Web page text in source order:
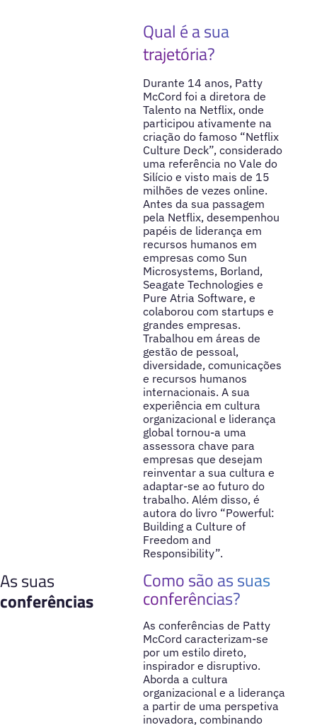
Qual é a sua
trajetória?
Durante 14 anos, Patty
McCord foi a diretora de
Talento na Netflix, onde
participou ativamente na
criação do famoso “Netflix
Culture Deck”, considerado
uma referência no Vale do
Silício e visto mais de 15
milhões de vezes online.
Antes da sua passagem
pela Netflix, desempenhou
papéis de liderança em
recursos humanos em
empresas como Sun
Microsystems, Borland,
Seagate Technologies e
Pure Atria Software, e
colaborou com startups e
grandes empresas.
Trabalhou em áreas de
gestão de pessoal,
diversidade, comunicações
e recursos humanos
internacionais. A sua
experiência em cultura
organizacional e liderança
global tornou-a uma
assessora chave para
empresas que desejam
reinventar a sua cultura e
adaptar-se ao futuro do
trabalho. Além disso, é
autora do livro “Powerful:
Building a Culture of
Freedom and
Responsibility”.
As suas
conferências
Como são as suas
conferências?
As conferências de Patty
McCord caracterizam-se
por um estilo direto,
inspirador e disruptivo.
Aborda a cultura
organizacional e a liderança
a partir de uma perspetiva
inovadora, combinando